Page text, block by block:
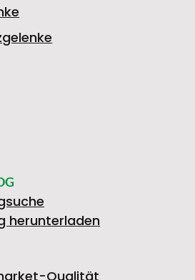
herunterladen
Qualität